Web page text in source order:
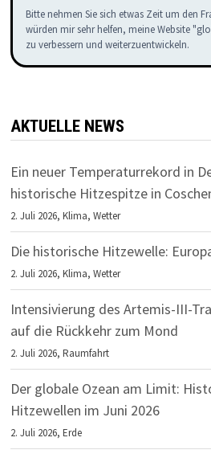
Bitte nehmen Sie sich etwas Zeit um den
würden mir sehr helfen, meine Website
zu verbessern und weiterzuentwickeln.
AKTUELLE NEWS
Ein neuer Temperaturrekord in
historische Hitzespitze in
2. Juli 2026,Klima,Wetter
Die historische Hitzewelle:
2. Juli 2026,Klima,Wetter
Intensivierung des Artemis-III-
auf die Rückkehr zum Mond
2. Juli 2026,Raumfahrt
Der globale Ozean am Limit:
Hitzewellen im Juni 2026
2. Juli 2026,Erde